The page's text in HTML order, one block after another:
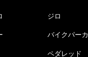
ジロ
バイクパーカ
ペダレッド